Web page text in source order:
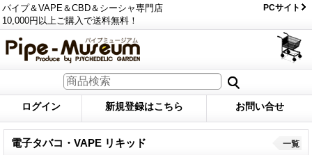
パイプ＆VAPE＆CBD＆シーシャ専門店
10,000円以上ご購入で送料無料！
PCサイト
ログイン 新規登録はこちら お問い合せ
電子タバコ・VAPE リキッド 一覧